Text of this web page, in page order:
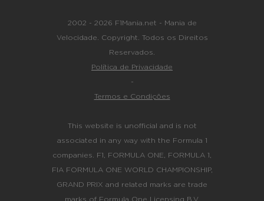
2002 - 2026 F1Mania.net - Mania de
Velocidade. Copyright. Todos os Direitos
Reservados.
Política de Privacidade
-
Termos e Condições
This website is unofficial and is not
associated in any way with the Formula 1
companies. F1, FORMULA ONE, FORMULA 1,
FIA FORMULA ONE WORLD CHAMPIONSHIP,
GRAND PRIX and related marks are trade
marks of Formula One Licensing B.V.